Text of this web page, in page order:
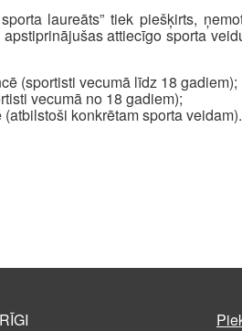
laureāts” tiek piešķirts,
attiecīgo sporta
(sportisti vecumā līdz 18 gadiem);
vecumā no 18 gadiem);
konkrētam sporta veidam).